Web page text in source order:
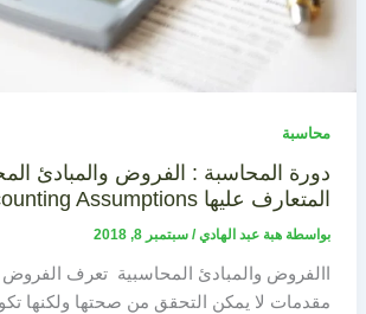
محاسبة
دورة المحاسبة : الفروض والمبادئ
المتعارف عليها Accounting Assumptions
بواسطة هبة عبد الهادي/ سبتمبر 8, 2018
االفروض والمبادئ المحاسبية تعرف الفروض
مقدمات لا يمكن التحقق من صحتها ولكنها